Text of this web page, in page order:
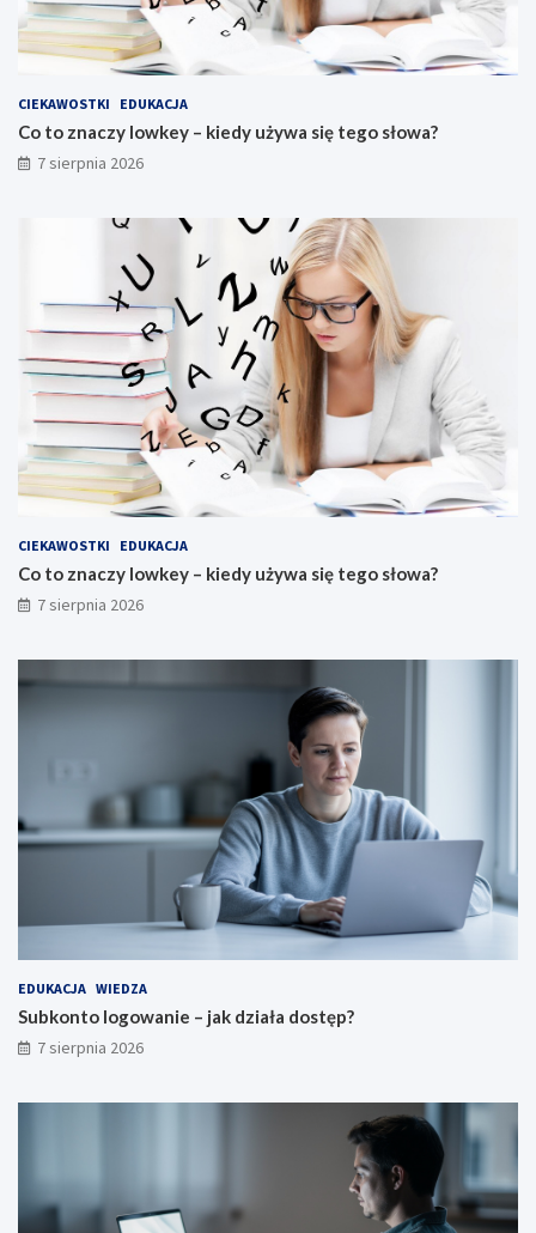
CIEKAWOSTKI EDUKACJA
Co to znaczy lowkey – kiedy używa się tego słowa?
7 sierpnia 2026
CIEKAWOSTKI EDUKACJA
Co to znaczy lowkey – kiedy używa się tego słowa?
7 sierpnia 2026
EDUKACJA WIEDZA
Subkonto logowanie – jak działa dostęp?
7 sierpnia 2026